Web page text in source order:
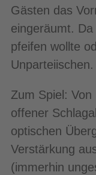
Gästen das
eingeräumt.
pfeifen wollte
Unparteiischen.
Zum Spiel:
offener
optischen
Verstärkung
(immerhin